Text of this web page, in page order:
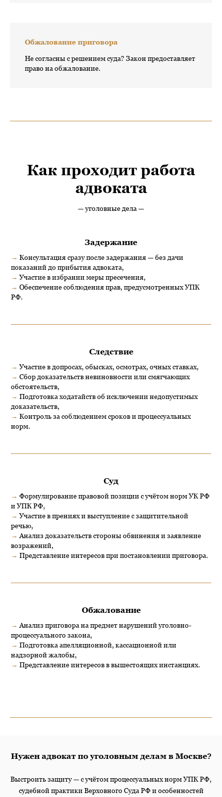
Обжалование приговора
Не согласны с решением суда? Закон предоставляет
право на обжалование.
Как проходит работа
адвоката
— уголовные дела —
Задержание
→Консультация сразу после задержания — без дачи
показаний до прибытия адвоката,
→ Участие в избрании меры пресечения,
→ Обеспечение соблюдения прав, предусмотренных УПК
РФ.
Следствие
→ Участие в допросах, обысках, осмотрах, очных ставках,
→ Сбор доказательств невиновности или смягчающих
обстоятельств,
→ Подготовка ходатайств об исключении недопустимых
доказательств,
→ Контроль за соблюдением сроков и процессуальных
норм.
Суд
→ Формулирование правовой позиции с учётом норм УК РФ
и УПК РФ,
→ Участие в прениях и выступление с защитительной
речью,
→ Анализ доказательств стороны обвинения и заявление
возражений,
→ Представление интересов при постановлении приговора.
Обжалование
→ Анализ приговора на предмет нарушений уголовно-
процессуального закона,
→ Подготовка апелляционной, кассационной или
надзорной жалобы,
→ Представление интересов в вышестоящих инстанциях.
Нужен адвокат по уголовным делам в Москве?
Выстроить защиту — с учётом процессуальных норм УПК РФ,
судебной практики Верховного Суда РФ и особенностей